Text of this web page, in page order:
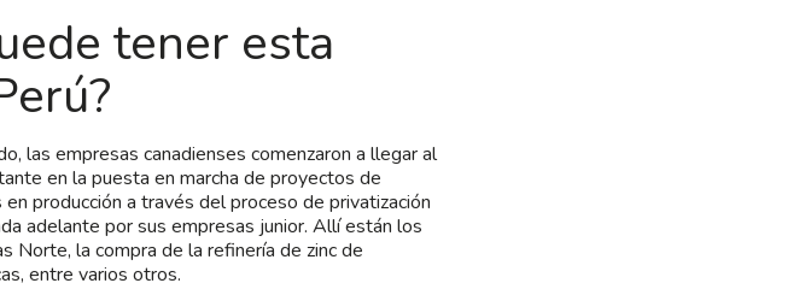
tener esta
las empresas canadienses comenzaron a llegar al
en la puesta en marcha de proyectos de
producción a través del proceso de privatización
adelante por sus empresas junior. Allí están los
Norte, la compra de la refinería de zinc de
entre varios otros.